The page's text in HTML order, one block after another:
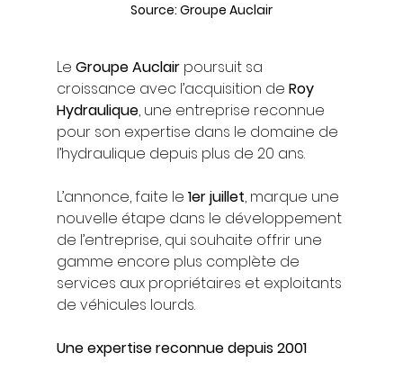
Source: Groupe Auclair
Le Groupe Auclair poursuit sa
croissance avec l’acquisition de Roy
Hydraulique, une entreprise reconnue
pour son expertise dans le domaine de
l’hydraulique depuis plus de 20 ans.
L’annonce, faite le 1er juillet, marque une
nouvelle étape dans le développement
de l’entreprise, qui souhaite offrir une
gamme encore plus complète de
services aux propriétaires et exploitants
de véhicules lourds.
Une expertise reconnue depuis 2001